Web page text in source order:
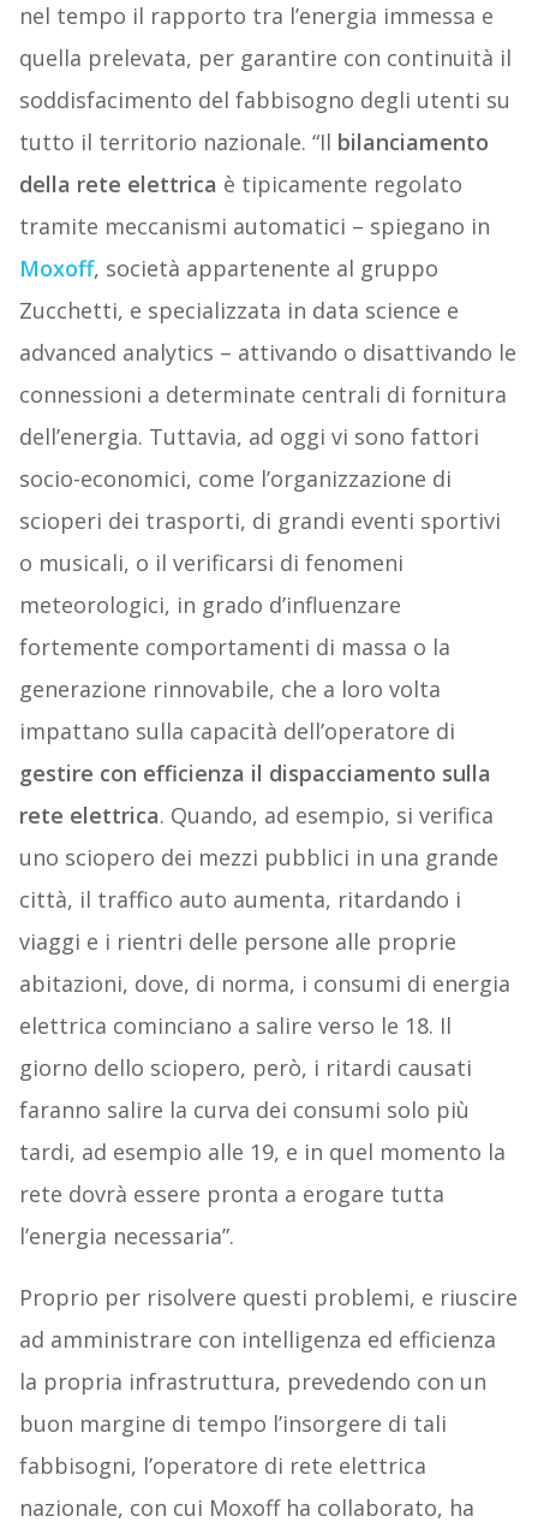
nel tempo il rapporto tra l’energia immessa e
quella prelevata, per garantire con continuità il
soddisfacimento del fabbisogno degli utenti su
tutto il territorio nazionale. “Il bilanciamento
della rete elettrica è tipicamente regolato
tramite meccanismi automatici – spiegano in
Moxoff, società appartenente al gruppo
Zucchetti, e specializzata in data science e
advanced analytics – attivando o disattivando le
connessioni a determinate centrali di fornitura
dell’energia. Tuttavia, ad oggi vi sono fattori
socio-economici, come l’organizzazione di
scioperi dei trasporti, di grandi eventi sportivi
o musicali, o il verificarsi di fenomeni
meteorologici, in grado d’influenzare
fortemente comportamenti di massa o la
generazione rinnovabile, che a loro volta
impattano sulla capacità dell’operatore di
gestire con efficienza il dispacciamento sulla
rete elettrica. Quando, ad esempio, si verifica
uno sciopero dei mezzi pubblici in una grande
città, il traffico auto aumenta, ritardando i
viaggi e i rientri delle persone alle proprie
abitazioni, dove, di norma, i consumi di energia
elettrica cominciano a salire verso le 18. Il
giorno dello sciopero, però, i ritardi causati
faranno salire la curva dei consumi solo più
tardi, ad esempio alle 19, e in quel momento la
rete dovrà essere pronta a erogare tutta
l’energia necessaria”.
Proprio per risolvere questi problemi, e riuscire
ad amministrare con intelligenza ed efficienza
la propria infrastruttura, prevedendo con un
buon margine di tempo l’insorgere di tali
fabbisogni, l’operatore di rete elettrica
nazionale, con cui Moxoff ha collaborato, ha